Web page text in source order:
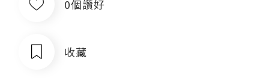
0個讚好
收藏